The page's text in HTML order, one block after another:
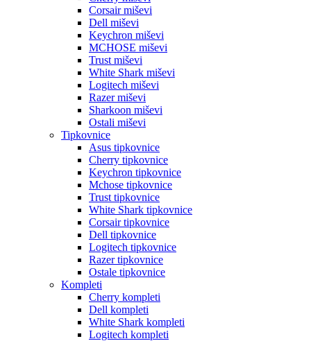
Corsair miševi
Dell miševi
Keychron miševi
MCHOSE miševi
Trust miševi
White Shark miševi
Logitech miševi
Razer miševi
Sharkoon miševi
Ostali miševi
Tipkovnice
Asus tipkovnice
Cherry tipkovnice
Keychron tipkovnice
Mchose tipkovnice
Trust tipkovnice
White Shark tipkovnice
Corsair tipkovnice
Dell tipkovnice
Logitech tipkovnice
Razer tipkovnice
Ostale tipkovnice
Kompleti
Cherry kompleti
Dell kompleti
White Shark kompleti
Logitech kompleti